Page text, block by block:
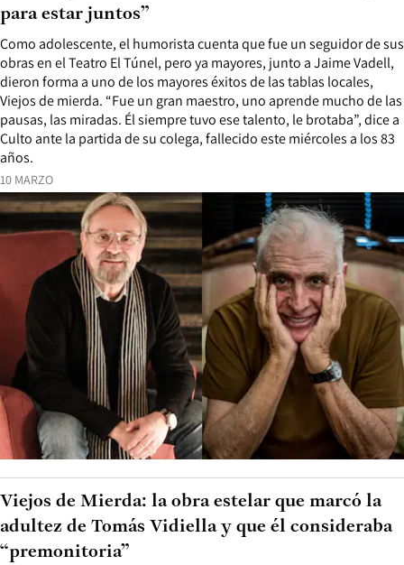
10 MARZO
Como adolescente, el humorista cuenta que fue un seguidor de sus
obras en el Teatro El Túnel, pero ya mayores, junto a Jaime Vadell,
dieron forma a uno de los mayores éxitos de las tablas locales,
Viejos de mierda. “Fue un gran maestro, uno aprende mucho de las
pausas, las miradas. Él siempre tuvo ese talento, le brotaba”, dice a
Culto ante la partida de su colega, fallecido este miércoles a los 83
años.
para estar juntos”
Viejos de Mierda: la obra estelar que marcó la
adultez de Tomás Vidiella y que él consideraba
“premonitoria”